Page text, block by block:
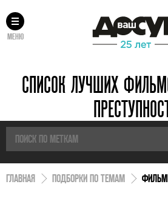
МЕНЮ
СПИСОК ЛУЧШИХ
ГЛАВНАЯ ПОДБОРКИ ПО ТЕМАМ